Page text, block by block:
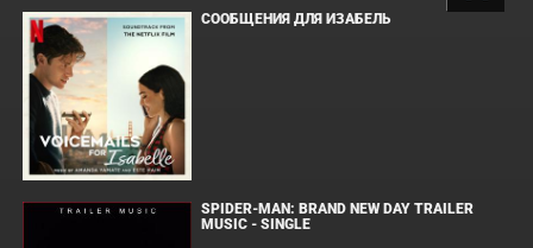
СООБЩЕНИЯ ДЛЯ ИЗАБЕЛЬ
SPIDER-MAN: BRAND NEW DAY TRAILER
MUSIC - SINGLE